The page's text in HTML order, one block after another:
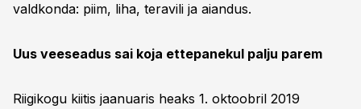
valdkonda: piim, liha, teravili ja aiandus.
Uus veeseadus sai koja ettepanekul palju parem
Riigikogu kiitis jaanuaris heaks 1. oktoobril 2019